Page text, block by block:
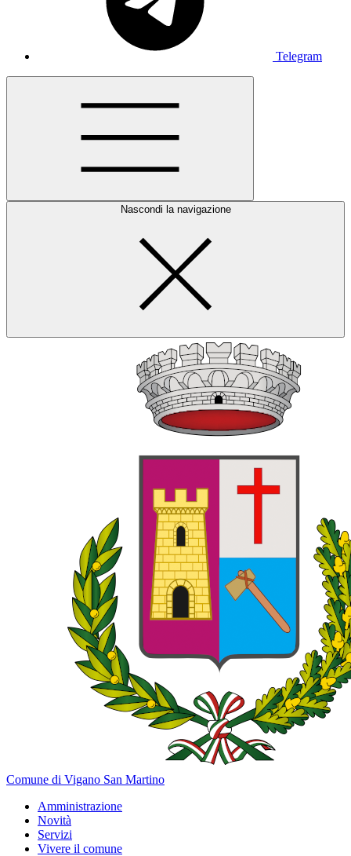
Telegram
Nascondi la navigazione
Comune di Vigano San Martino
Amministrazione
Novità
Servizi
Vivere il comune